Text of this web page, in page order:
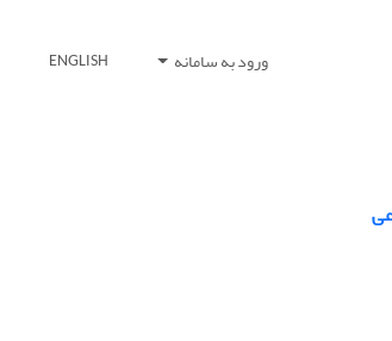
ورود به سامانه ENGLISH